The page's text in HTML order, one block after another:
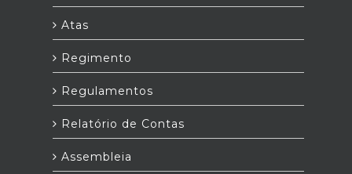
Atas
Regimento
Regulamentos
Relatório de Contas
Assembleia